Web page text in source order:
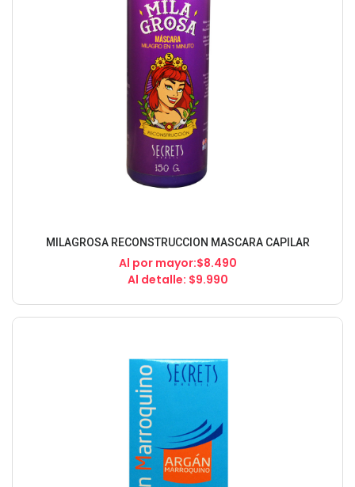
MILAGROSA RECONSTRUCCION MASCARA CAPILAR
Al por mayor:$8.490
Al detalle: $9.990